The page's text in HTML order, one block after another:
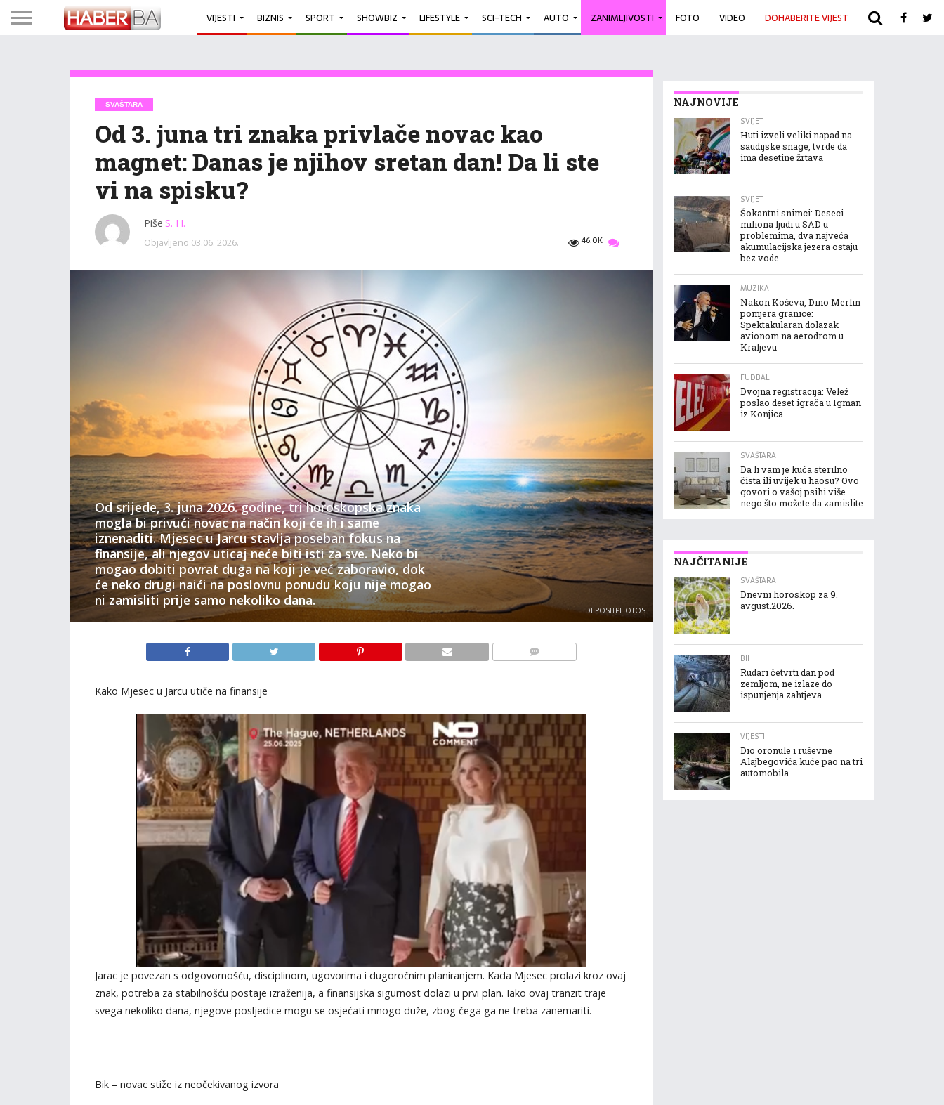
VIJESTI BIZNIS SPORT SHOWBIZ LIFESTYLE SCI-TECH AUTO ZANIMLJIVOSTI FOTO VIDEO DOHABERITE VIJEST ARHIVA
SVAŠTARA
Od 3. juna tri znaka privlače novac kao
magnet: Danas je njihov sretan dan! Da li ste
vi na spisku?
Piše S. H.
46.0K
Objavljeno 03.06. 2026.
Od srijede, 3. juna 2026. godine, tri horoskopska znaka
mogla bi privući novac na način koji će ih i same
iznenaditi. Mjesec u Jarcu stavlja poseban fokus na
finansije, ali njegov uticaj neće biti isti za sve. Neko bi
mogao dobiti povrat duga na koji je već zaboravio, dok
će neko drugi naići na poslovnu ponudu koju nije mogao
ni zamisliti prije samo nekoliko dana.
DEPOSITPHOTOS
Kako Mjesec u Jarcu utiče na finansije
Jarac je povezan s odgovornošću, disciplinom, ugovorima i dugoročnim planiranjem. Kada Mjesec prolazi kroz ovaj
znak, potreba za stabilnošću postaje izraženija, a finansijska sigurnost dolazi u prvi plan. Iako ovaj tranzit traje
svega nekoliko dana, njegove posljedice mogu se osjećati mnogo duže, zbog čega ga ne treba zanemariti.
Bik – novac stiže iz neočekivanog izvora
NAJNOVIJE
SVIJET
Huti izveli veliki napad na
saudijske snage, tvrde da
ima desetine žrtava
SVIJET
Šokantni snimci: Deseci
miliona ljudi u SAD u
problemima, dva najveća
akumulacijska jezera ostaju
bez vode
MUZIKA
Nakon Koševa, Dino Merlin
pomjera granice:
Spektakularan dolazak
avionom na aerodrom u
Kraljevu
FUDBAL
Dvojna registracija: Velež
poslao deset igrača u Igman
iz Konjica
SVAŠTARA
Da li vam je kuća sterilno
čista ili uvijek u haosu? Ovo
govori o vašoj psihi više
nego što možete da zamislite
NAJČITANIJE
SVAŠTARA
Dnevni horoskop za 9.
avgust.2026.
BIH
Rudari četvrti dan pod
zemljom, ne izlaze do
ispunjenja zahtjeva
VIJESTI
Dio oronule i ruševne
Alajbegovića kuće pao na tri
automobila